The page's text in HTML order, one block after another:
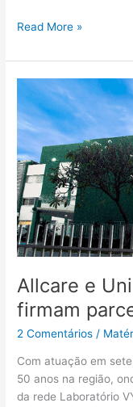
Read More »
Allcare e
firmam
2 Comentários /
Com atuação em
50 anos na região,
da rede Laboratório
Allcare
e
Unimed
Leste
Fluminense
firmam
parceria